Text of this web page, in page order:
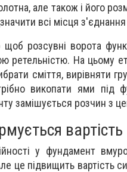
але також і його
всі місця
розсувні ворота
ретельністю. На цьому
сміття, вирівняти
викопати ями
замішується розчин з
вартість
у фундамент
це підвищить вартість